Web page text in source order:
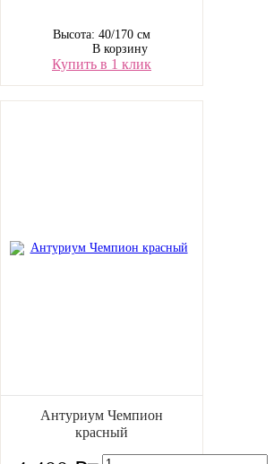
Высота: 40/170 см
В корзину
Купить в 1 клик
Антуриум Чемпион
красный